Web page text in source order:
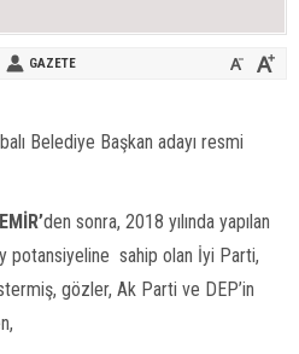
GAZETE
Belediye Başkan adayı resmi
den sonra, 2018 yılında yapılan
potansiyeline sahip olan İyi Parti,
gözler, Ak Parti ve DEP’in